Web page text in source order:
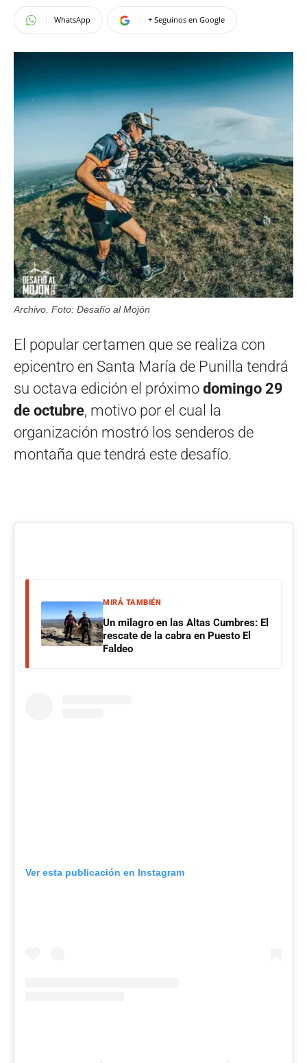
WhatsApp + Seguinos en Google
Archivo. Foto: Desafío al Mojón
El popular certamen que se realiza con
epicentro en Santa María de Punilla tendrá
su octava edición el próximo domingo 29
de octubre, motivo por el cual la
organización mostró los senderos de
montaña que tendrá este desafío.
MIRÁ TAMBIÉN
Un milagro en las Altas Cumbres: El
rescate de la cabra en Puesto El
Faldeo
Ver esta publicación en Instagram